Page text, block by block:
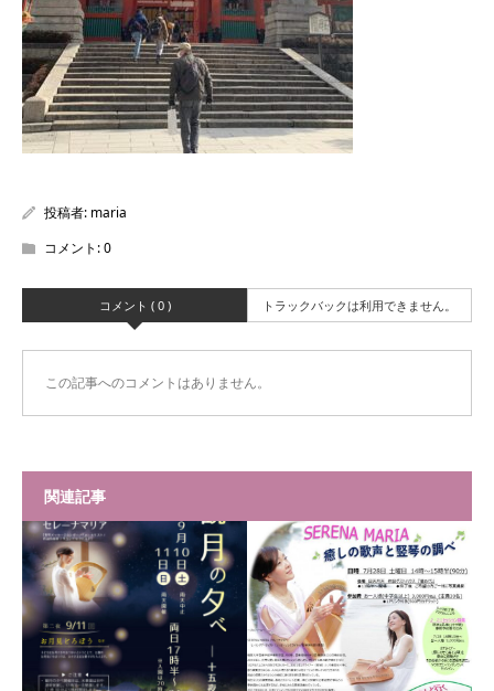
投稿者: maria
コメント:0
コメント ( 0 ) トラックバックは利用できません。
この記事へのコメントはありません。
関連記事